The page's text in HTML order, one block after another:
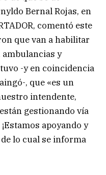
Bernal Rojas, en
comentó este
que van a habilitar
y
-y en coincidencia
, que «es un
intendente,
gestionando vía
apoyando y
lo cual se informa